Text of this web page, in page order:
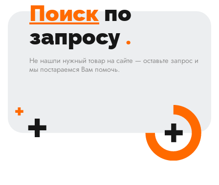
Поиск по
запросу .
Не нашли нужный товар на сайте — оставьте запрос и
мы постараемся Вам помочь.